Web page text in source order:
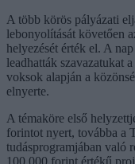
A több körös pályázati
lebonyolítását követően
helyezését érték el. A
leadhatták szavazatukat
voksok alapján a
elnyerte.
A témaköre első
forintot nyert, továbba a
tudásprogramjában való
100.000 forint értékű